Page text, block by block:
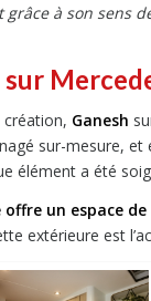
à son sens
sur
création, Ganesh
sur-mesure,
élément a été
un espace
extérieure est